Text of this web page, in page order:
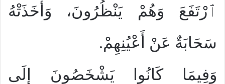
ٱرْتَفَعَ وَهُمْ يَنْظُرُونَ، وَأَخَذَتْهُ
سَحَابَةٌ عَنْ أَعْيُنِهِمْ.
وَفِيمَا كَانُوا يَشْخَصُونَ إِلَى